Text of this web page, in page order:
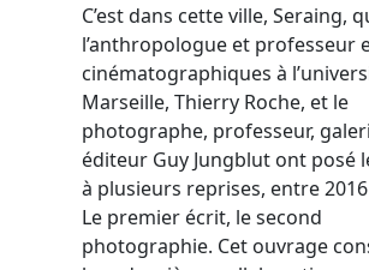
C’est dans cette ville, Seraing,
l’anthropologue et professeur
cinématographiques à
Marseille, Thierry Roche, et le
photographe, professeur,
éditeur Guy Jungblut ont posé
à plusieurs reprises, entre
Le premier écrit, le second
photographie. Cet ouvrage